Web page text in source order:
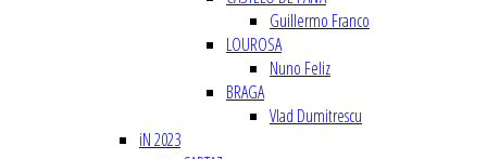
Guillermo Franco
LOUROSA
Nuno Feliz
BRAGA
Vlad Dumitrescu
iN 2023